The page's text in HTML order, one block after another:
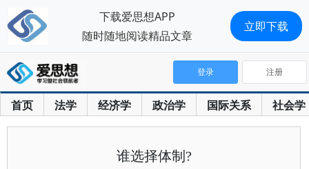
首页 法学 经济学 政治学 国际关系 社会学
登录 注册
谁选择体制?
下载爱思想APP
随时随地阅读精品文章
立即下载